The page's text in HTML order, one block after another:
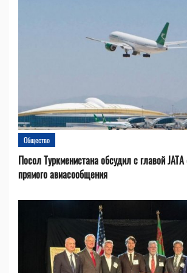
Общество
Посол Туркменистана обсудил с главой
прямого авиасообщения